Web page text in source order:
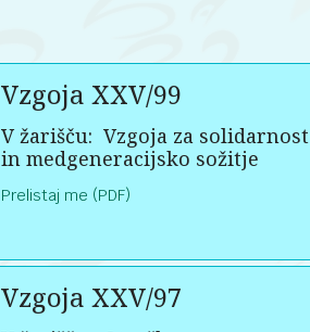
Vzgoja XXV/99
V žarišču: Vzgoja za solidarnost
in medgeneracijsko sožitje
Prelistaj me (PDF)
Vzgoja XXV/97